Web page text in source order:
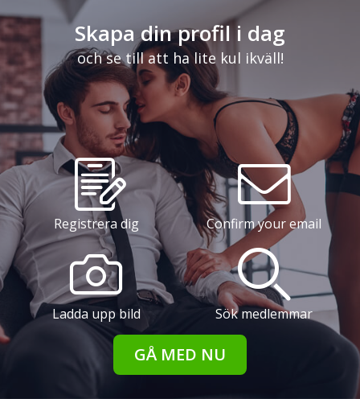
Skapa din profil i dag
och se till att ha lite kul ikväll!
Registrera dig Confirm your email
Ladda upp bild Sök medlemmar
GÅ MED NU